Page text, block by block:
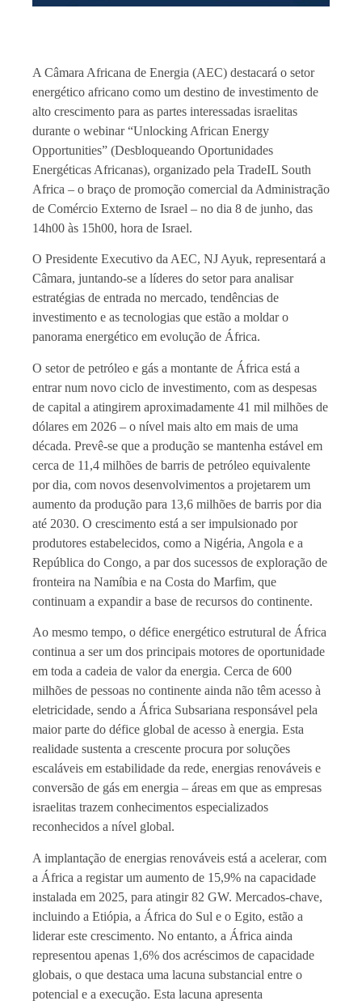
A Câmara Africana de Energia (AEC) destacará o setor
energético africano como um destino de investimento de
alto crescimento para as partes interessadas israelitas
durante o webinar “Unlocking African Energy
Opportunities” (Desbloqueando Oportunidades
Energéticas Africanas), organizado pela TradeIL South
Africa – o braço de promoção comercial da Administração
de Comércio Externo de Israel – no dia 8 de junho, das
14h00 às 15h00, hora de Israel.
O Presidente Executivo da AEC, NJ Ayuk, representará a
Câmara, juntando-se a líderes do setor para analisar
estratégias de entrada no mercado, tendências de
investimento e as tecnologias que estão a moldar o
panorama energético em evolução de África.
O setor de petróleo e gás a montante de África está a
entrar num novo ciclo de investimento, com as despesas
de capital a atingirem aproximadamente 41 mil milhões de
dólares em 2026 – o nível mais alto em mais de uma
década. Prevê-se que a produção se mantenha estável em
cerca de 11,4 milhões de barris de petróleo equivalente
por dia, com novos desenvolvimentos a projetarem um
aumento da produção para 13,6 milhões de barris por dia
até 2030. O crescimento está a ser impulsionado por
produtores estabelecidos, como a Nigéria, Angola e a
República do Congo, a par dos sucessos de exploração de
fronteira na Namíbia e na Costa do Marfim, que
continuam a expandir a base de recursos do continente.
Ao mesmo tempo, o défice energético estrutural de África
continua a ser um dos principais motores de oportunidade
em toda a cadeia de valor da energia. Cerca de 600
milhões de pessoas no continente ainda não têm acesso à
eletricidade, sendo a África Subsariana responsável pela
maior parte do défice global de acesso à energia. Esta
realidade sustenta a crescente procura por soluções
escaláveis em estabilidade da rede, energias renováveis e
conversão de gás em energia – áreas em que as empresas
israelitas trazem conhecimentos especializados
reconhecidos a nível global.
A implantação de energias renováveis está a acelerar, com
a África a registar um aumento de 15,9% na capacidade
instalada em 2025, para atingir 82 GW. Mercados-chave,
incluindo a Etiópia, a África do Sul e o Egito, estão a
liderar este crescimento. No entanto, a África ainda
representou apenas 1,6% dos acréscimos de capacidade
globais, o que destaca uma lacuna substancial entre o
potencial e a execução. Esta lacuna apresenta